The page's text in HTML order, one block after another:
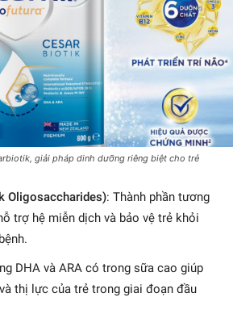
giải pháp dinh dưỡng riêng biệt cho trẻ
Oligosaccharides): Thành phần tương
trợ hệ miễn dịch và bảo vệ trẻ khỏi
DHA và ARA có trong sữa cao giúp
thị lực của trẻ trong giai đoạn đầu